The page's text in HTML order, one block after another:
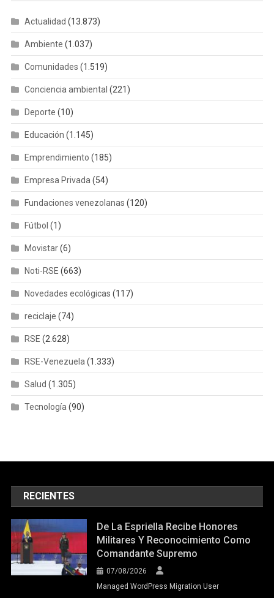
Actualidad (13.873)
Ambiente (1.037)
Comunidades (1.519)
Conciencia ambiental (221)
Deporte (10)
Educación (1.145)
Emprendimiento (185)
Empresa Privada (54)
Fundaciones venezolanas (120)
Fútbol (1)
Movistar(6)
Noti-RSE (663)
Novedades ecológicas (117)
reciclaje (74)
RSE (2.628)
RSE-Venezuela (1.333)
Salud (1.305)
Tecnología (90)
RECIENTES
De La Espriella Recibe Honores
Militares Y Reconocimiento Como
Comandante Supremo
07/08/2026
Managed WordPress Migration User